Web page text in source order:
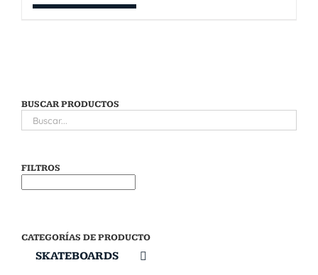
BUSCAR PRODUCTOS
FILTROS
CATEGORÍAS DE PRODUCTO
SKATEBOARDS